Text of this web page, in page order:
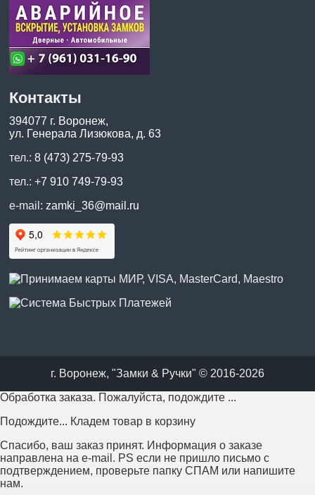
Контакты
394077 г. Воронеж,
ул. Генерала Лизюкова, д. 63
тел.:8 (473) 275-79-93
тел.:+7 910 749-79-93
e-mail: zamki_36@mail.ru
г. Воронеж, "Замки & Ручки" © 2016-2026
Обработка заказа. Пожалуйста, подождите ...
Подождите... Кладем товар в корзину
Спасибо, ваш заказ принят. Информация о заказе
направлена на e-mail. PS если не пришло письмо с
подтверждением, проверьте папку СПАМ или напишите
нам.